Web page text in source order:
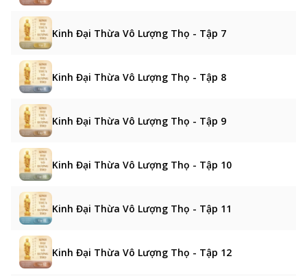
Kinh Đại Thừa Vô Lượng Thọ - Tập 7
Kinh Đại Thừa Vô Lượng Thọ - Tập 8
Kinh Đại Thừa Vô Lượng Thọ - Tập 9
Kinh Đại Thừa Vô Lượng Thọ - Tập 10
Kinh Đại Thừa Vô Lượng Thọ - Tập 11
Kinh Đại Thừa Vô Lượng Thọ - Tập 12